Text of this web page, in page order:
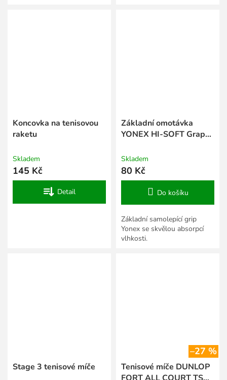
Koncovka na tenisovou
raketu
Skladem
145 Kč
Detail
Základní omotávka
YONEX HI-SOFT Grap
Skladem
80 Kč
Do košíku
Základní samolepící grip
Yonex se skvělou absorpcí
vlhkosti.
Stage 3 tenisové míče
–27 %
Tenisové míče DUNLOP